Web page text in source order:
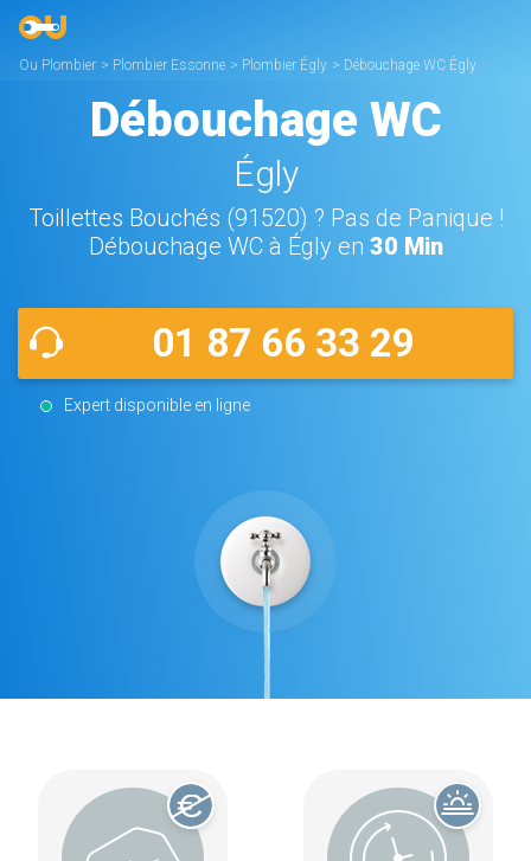
Ou Plombier > Plombier Essonne > Plombier Égly > Débouchage WC Égly
Débouchage WC
Égly
Toillettes Bouchés (91520) ? Pas de Panique !
Débouchage WC à Égly en 30 Min
01 87 66 33 29
Expert disponible en ligne